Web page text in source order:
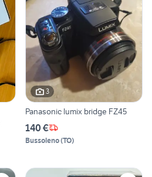
3
Panasonic lumix bridge FZ45
140 €
Bussoleno(TO)